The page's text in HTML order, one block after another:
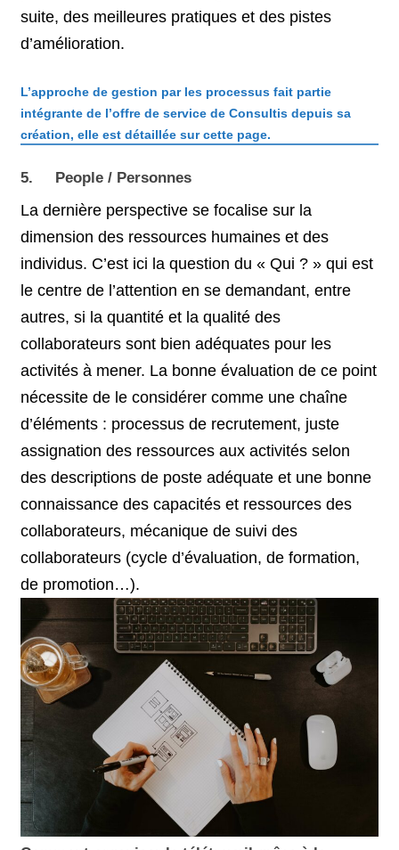
suite, des meilleures pratiques et des pistes
d’amélioration.
L’approche de gestion par les processus fait partie
intégrante de l’offre de service de Consultis depuis sa
création, elle est détaillée sur cette page.
5. People / Personnes
La dernière perspective se focalise sur la
dimension des ressources humaines et des
individus. C’est ici la question du « Qui ? » qui est
le centre de l’attention en se demandant, entre
autres, si la quantité et la qualité des
collaborateurs sont bien adéquates pour les
activités à mener. La bonne évaluation de ce point
nécessite de le considérer comme une chaîne
d’éléments : processus de recrutement, juste
assignation des ressources aux activités selon
des descriptions de poste adéquate et une bonne
connaissance des capacités et ressources des
collaborateurs, mécanique de suivi des
collaborateurs (cycle d’évaluation, de formation,
de promotion…).